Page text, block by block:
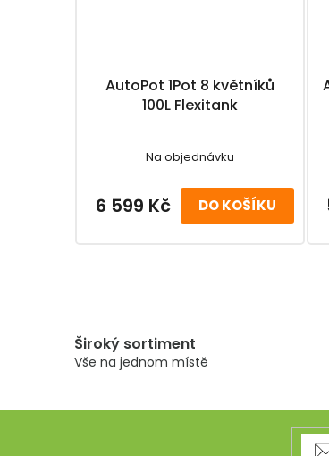
AutoPot 1Pot 8 květníků
100L Flexitank
Na objednávku
DO KOŠÍKU
6 599 Kč
Široký sortiment
Vše na jednom místě